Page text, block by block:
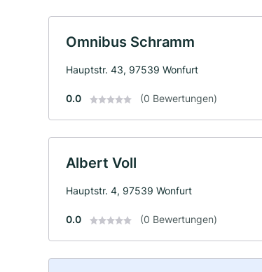
Omnibus Schramm
Hauptstr. 43, 97539 Wonfurt
0.0 (0 Bewertungen)
Albert Voll
Hauptstr. 4, 97539 Wonfurt
0.0 (0 Bewertungen)